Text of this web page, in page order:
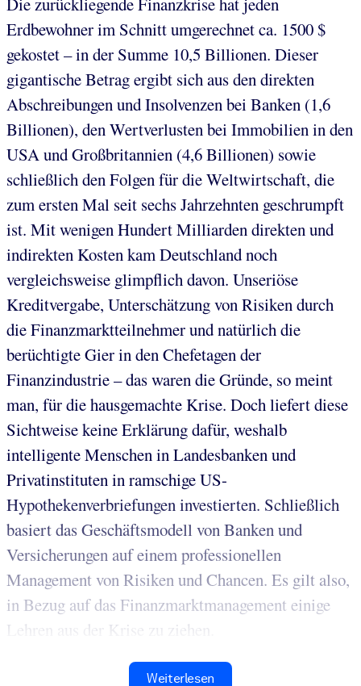
Erdbewohner im Schnitt umgerechnet ca. 1500 $
gekostet – in der Summe 10,5 Billionen. Dieser
gigantische Betrag ergibt sich aus den direkten
Abschreibungen und Insolvenzen bei Banken (1,6
Billionen), den Wertverlusten bei Immobilien in den
USA und Großbritannien (4,6 Billionen) sowie
schließlich den Folgen für die Weltwirtschaft, die
zum ersten Mal seit sechs Jahrzehnten geschrumpft
ist. Mit wenigen Hundert Milliarden direkten und
indirekten Kosten kam Deutschland noch
vergleichsweise glimpflich davon. Unseriöse
Kreditvergabe, Unterschätzung von Risiken durch
die Finanzmarktteilnehmer und natürlich die
berüchtigte Gier in den Chefetagen der
Finanzindustrie – das waren die Gründe, so meint
man, für die hausgemachte Krise. Doch liefert diese
Sichtweise keine Erklärung dafür, weshalb
intelligente Menschen in Landesbanken und
Privatinstituten in ramschige US-
Hypothekenverbriefungen investierten. Schließlich
basiert das Geschäftsmodell von Banken und
Versicherungen auf einem professionellen
Management von Risiken und Chancen. Es gilt also,
in Bezug auf das Finanzmarktmanagement einige
Lehren aus der Krise zu ziehen.
Weiterlesen